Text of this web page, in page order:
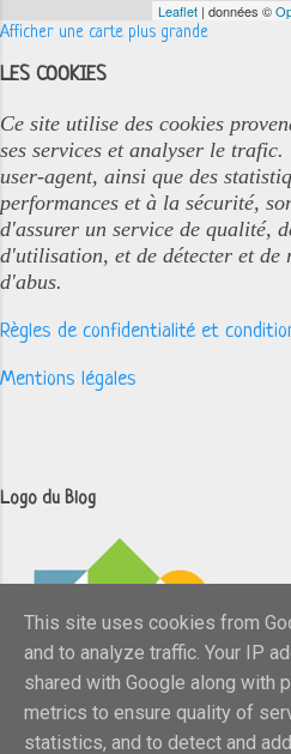
Leaflet | données ©
Afficher une carte plus grande
LES COOKIES
Ce site utilise des cookies
ses services et analyser le trafic.
user-agent, ainsi que des
performances et à la sécurité,
d'assurer un service de qualité,
d'utilisation, et de détecter et de
d'abus.
Règles de confidentialité et
Mentions légales
Logo du Blog
This site uses cookies from
and to analyze traffic. Your IP
shared with Google along with
metrics to ensure quality of
statistics, and to detect and